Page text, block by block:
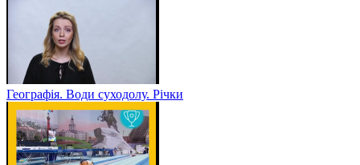
Географія. Води суходолу. Річки